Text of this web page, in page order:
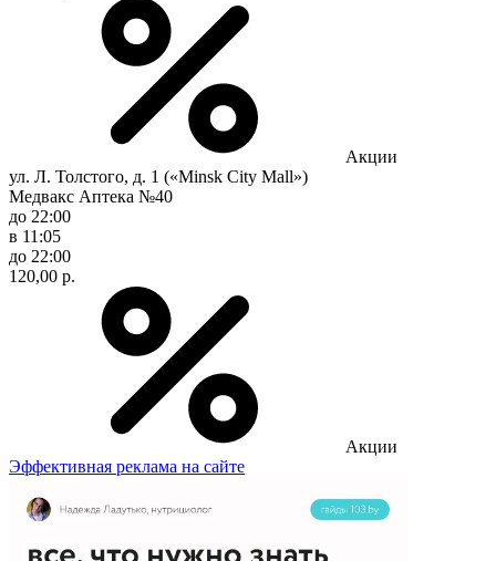
Акции
ул. Л. Толстого, д. 1 («Minsk City Mall»)
Медвакс Аптека №40
до 22:00
в 11:05
до 22:00
120,00 р.
Акции
Эффективная реклама на сайте